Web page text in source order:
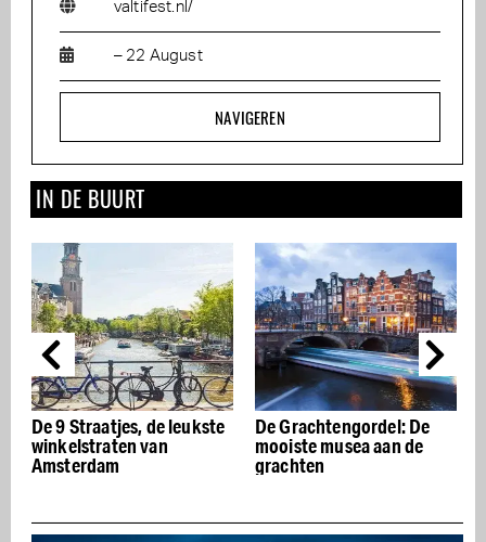
valtifest.nl/
– 22 August
NAVIGEREN
IN DE BUURT
De Grachtengordel: De
mooiste musea aan de
grachten
De beste Italiaanse
restaurants van
Amsterdam – Buon